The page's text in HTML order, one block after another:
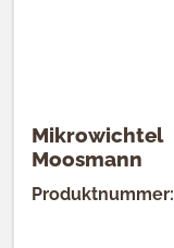
Mikrowichtel
Moosmann
Produktnummer: